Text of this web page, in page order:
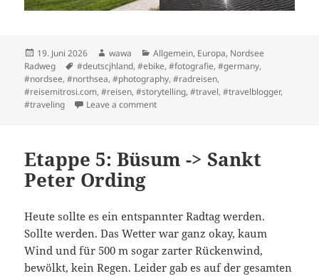
Posted
on
19. Juni 2026 Author
wawa Categories
Allgemein, Europa, Nordsee
Radweg
Tags
#deutscjhland,#ebike,#fotografie,#germany,
#nordsee,#northsea,#photography,#radreisen,
#reisemitrosi.com,#reisen,#storytelling,#travel,#travelblogger,
#traveling
Leave a commenton Etappe 4: Brunsbüttel -> Büsum
Etappe 5: Büsum -> Sankt
Peter Ording
Heute sollte es ein entspannter Radtag werden.
Sollte werden. Das Wetter war ganz okay, kaum
Wind und für 500 m sogar zarter Rückenwind,
bewölkt, kein Regen. Leider gab es auf der gesamten